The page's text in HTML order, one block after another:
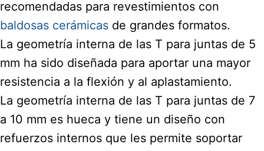
recomendadas para revestimientos con
baldosas cerámicas de grandes formatos.
La geometría interna de las T para juntas de 5
mm ha sido diseñada para aportar una mayor
resistencia a la flexión y al aplastamiento.
La geometría interna de las T para juntas de 7
a 10 mm es hueca y tiene un diseño con
refuerzos internos que les permite soportar